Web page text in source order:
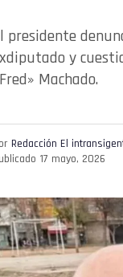
presidente
y
Machado.
Redacción El
17 mayo, 2026